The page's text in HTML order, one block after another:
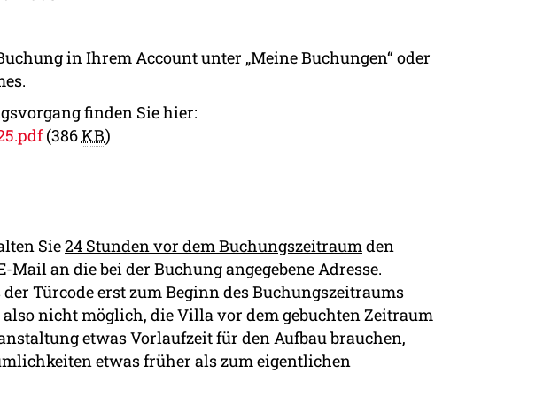
in Ihrem Account unter „Meine Buchungen“ oder
finden Sie hier:
(386KB)
Sie24 Stunden vor dem Buchungszeitraumden
an die bei der Buchung angegebene Adresse.
der Türcode erst zum Beginn des Buchungszeitraums
nicht möglich, die Villa vor dem gebuchten Zeitraum
etwas Vorlaufzeit für den Aufbau brauchen,
etwas früher als zum eigentlichen